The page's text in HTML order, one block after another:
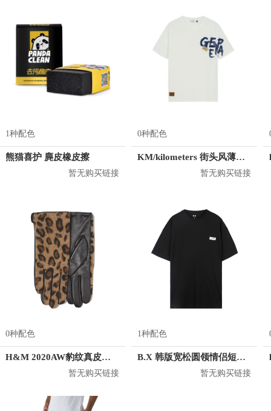
1种配色
熊猫喜护 麂皮橡皮擦
暂无购买链接
0种配色
KM/kilometers 街头风薄款印花短袖T恤 男女同款 M2X2108248
暂无购买链接
0种配色
H&M 2020AW豹纹真皮五指手套 0785505
暂无购买链接
1种配色
B.X 韩版宽松圆领情侣短袖T恤 男女同款 T-6202-002001
暂无购买链接